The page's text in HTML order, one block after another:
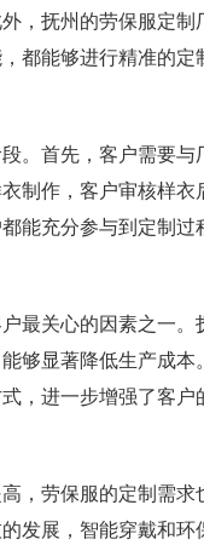
，抚州的劳保服定
都能够进行精准的定
。首先，客户需要
制作，客户审核样
能充分参与到定制过
最关心的因素之一
够显著降低生产成
，进一步增强了客户
，劳保服的定制需
发展，智能穿戴和